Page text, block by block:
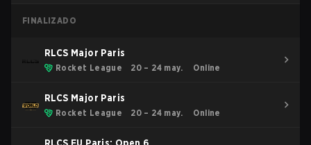
FINALIZADO
RLCS Major Paris
Rocket League 20 – 24 may. Online
RLCS Major Paris
Rocket League 20 – 24 may. Online